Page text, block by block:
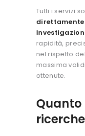
Tutti i servizi
direttamente
rapidità,
nel rispetto
massima
ottenute.